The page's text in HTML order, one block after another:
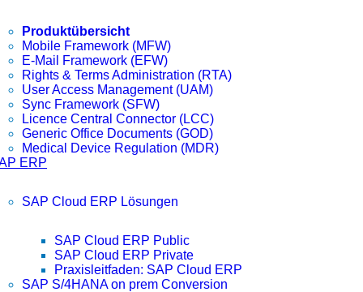
Produktübersicht
Mobile Framework (MFW)
E-Mail Framework (EFW)
Rights & Terms Administration (RTA)
User Access Management (UAM)
Sync Framework (SFW)
Licence Central Connector (LCC)
Generic Office Documents (GOD)
Medical Device Regulation (MDR)
ERP
SAP Cloud ERP Lösungen
SAP Cloud ERP Public
SAP Cloud ERP Private
Praxisleitfaden: SAP Cloud ERP
SAP S/4HANA on prem Conversion